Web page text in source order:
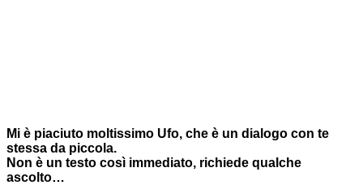
Mi è piaciuto moltissimo Ufo, che è un dialogo con te
stessa da piccola.
Non è un testo così immediato, richiede qualche
ascolto…